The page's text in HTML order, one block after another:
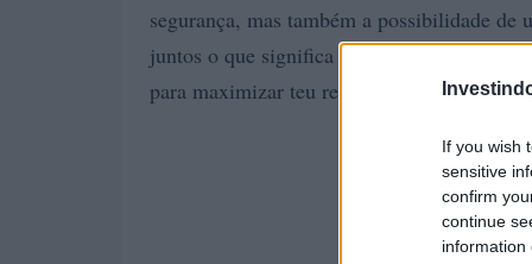
If you wish
sensitive
confirm
continue
information
segurança, mas também a possibilidade
juntos o que significa investir em títulos
para maximizar teu retorno.